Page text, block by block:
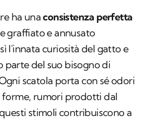
ha unaconsistenza perfetta
graffiato e annusato
l'innata curiosità del gatto e
parte del suo bisogno di
scatola porta con sé odori
forme, rumori prodotti dal
stimoli contribuiscono a